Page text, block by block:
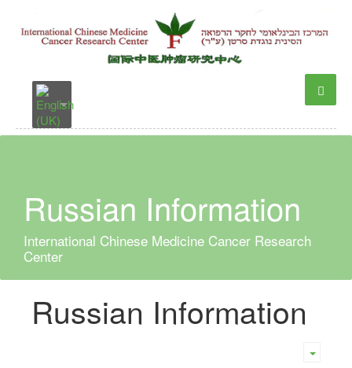
Russian Information
International Chinese Medicine Cancer Research
Center
Russian Information